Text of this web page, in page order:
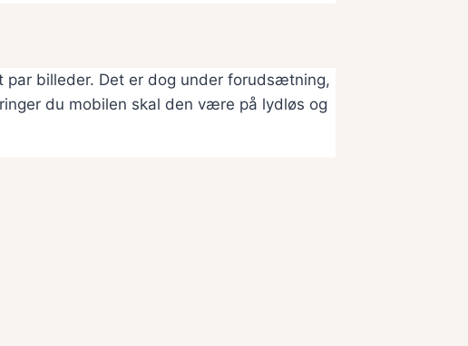
billeder. Det er dog under forudsætning,
du mobilen skal den være på lydløs og